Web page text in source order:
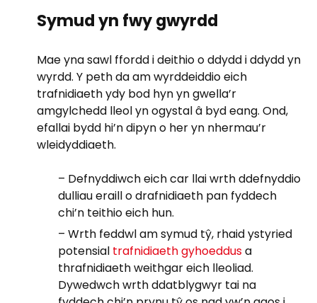
Symud yn fwy gwyrdd
Mae yna sawl ffordd i deithio o ddydd i ddydd yn
wyrdd. Y peth da am wyrddeiddio eich
trafnidiaeth ydy bod hyn yn gwella’r
amgylchedd lleol yn ogystal â byd eang. Ond,
efallai bydd hi’n dipyn o her yn nhermau’r
wleidyddiaeth.
– Defnyddiwch eich car llai wrth ddefnyddio
dulliau eraill o drafnidiaeth pan fyddech
chi’n teithio eich hun.
– Wrth feddwl am symud tŷ, rhaid ystyried
potensial trafnidiaeth gyhoeddusa
thrafnidiaeth weithgar eich lleoliad.
Dywedwch wrth ddatblygwyr tai na